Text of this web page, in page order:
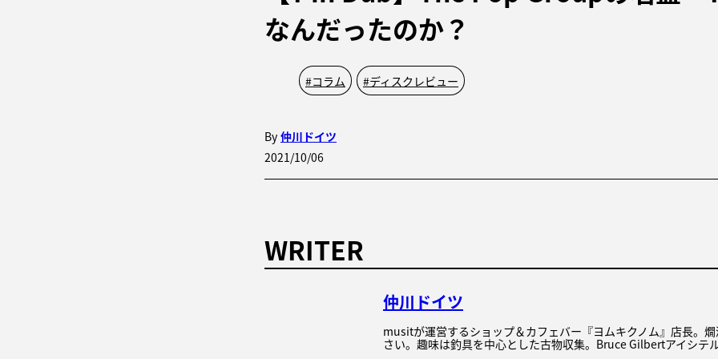
なんだったのか？
#コラム #ディスクレビュー
By 仲川ドイツ
2021/10/06
WRITER
仲川ドイツ
musitが運営するショップ＆カフェバー『ヨムキクノム』店長。
さい。趣味は釣具を中心とした古物収集。Bruce Gilbertアイシテル